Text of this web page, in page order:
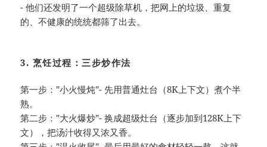
- 他们还发明了一个超级除草机，把网上的垃圾、重复
的、不健康的统统都筛了出去。
3. 烹饪过程：三步炒作法
第一步："小火慢炖"- 先用普通灶台（8K上下文）煮个半
熟。
第二步："大火爆炒"- 换成超级灶台（逐步加到128K上下
文），把汤汁收得又浓又香。